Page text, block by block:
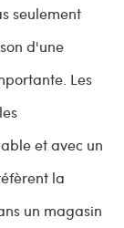
seulement
d'une
Les
et avec un
la
un magasin